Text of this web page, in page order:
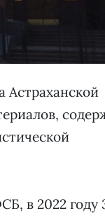
в 2022 году